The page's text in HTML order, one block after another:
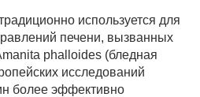
используется для
печени, вызванных
phalloides (бледная
исследований
более эффективно